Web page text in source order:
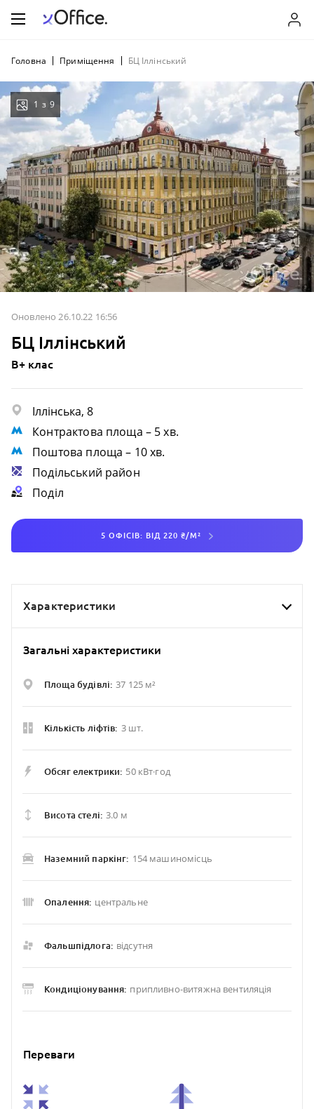
Головна Приміщення БЦ Іллінський
Оновлено 26.10.22 16:56
БЦ Іллінський
B+ клас
Іллінська, 8
Контрактова площа – 5 хв.
Поштова площа – 10 хв.
Подільський район
Поділ
5 ОФІСІВ: ВІД 220 ₴/М²
1 з 9
Характеристики
Загальні характеристики
Площа будівлі: 37 125 м²
Кількість ліфтів: 3 шт.
Обсяг електрики: 50 кВт·год
Висота стелі: 3.0 м
Наземний паркінг: 154 машиномісць
Опалення: центральне
Фальшпідлога: відсутня
Кондиціонування: припливно-витяжна вентиляція
Переваги